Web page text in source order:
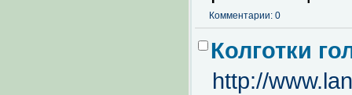
Комментарии: 0
Колготки
http://